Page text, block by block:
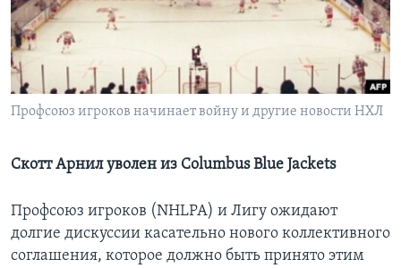
Learning English
СОЦИАЛЬНЫЕ СЕТИ
Языки
Профсоюз игроков начинает войну и другие новости НХЛ
Скотт Арнил уволен из Columbus Blue Jackets
Профсоюз игроков (NHLPA) и Лигу ожидают
долгие дискуссии касательно нового коллективного
соглашения, которое должно быть принято этим